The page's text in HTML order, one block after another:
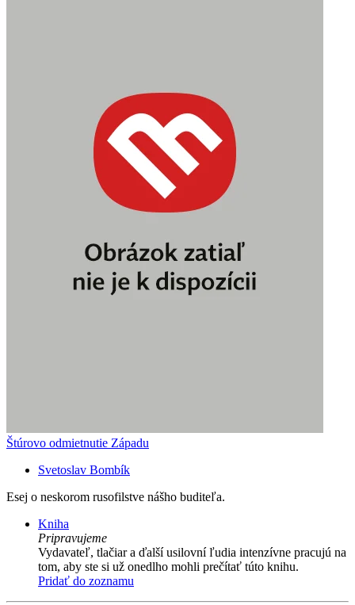
Štúrovo odmietnutie Západu
Svetoslav Bombík
Esej o neskorom rusofilstve nášho buditeľa.
Kniha
Pripravujeme
Vydavateľ, tlačiar a ďalší usilovní ľudia intenzívne pracujú na
tom, aby ste si už onedlho mohli prečítať túto knihu.
Pridať do zoznamu